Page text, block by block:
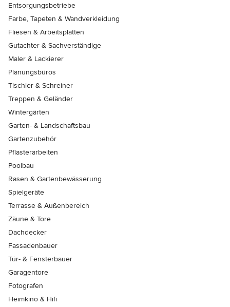
Entsorgungsbetriebe
Farbe, Tapeten & Wandverkleidung
Fliesen & Arbeitsplatten
Gutachter & Sachverständige
Maler & Lackierer
Planungsbüros
Tischler & Schreiner
Treppen & Geländer
Wintergärten
Garten- & Landschaftsbau
Gartenzubehör
Pflasterarbeiten
Poolbau
Rasen & Gartenbewässerung
Spielgeräte
Terrasse & Außenbereich
Zäune & Tore
Dachdecker
Fassadenbauer
Tür- & Fensterbauer
Garagentore
Fotografen
Heimkino & Hifi